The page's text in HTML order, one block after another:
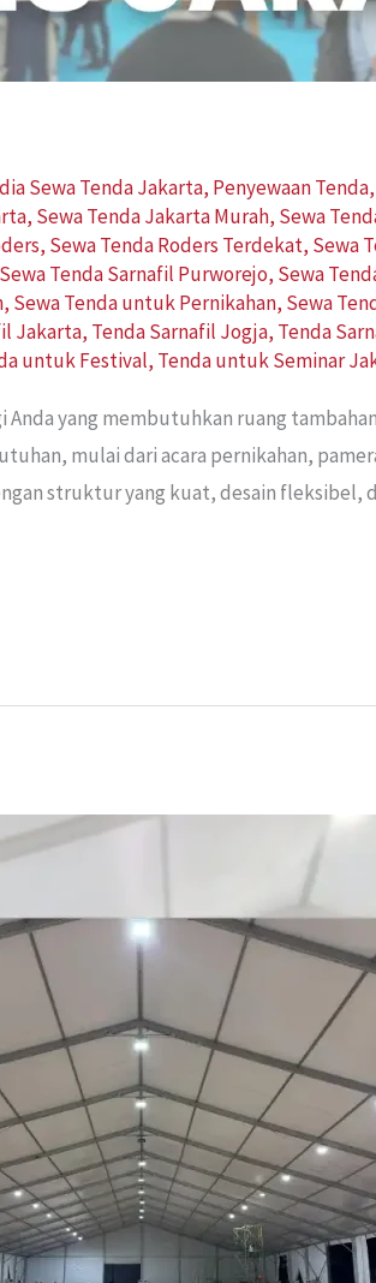
Sewa Tenda Jakarta, Penyewaan Tenda,
, Sewa Tenda Jakarta Murah, Sewa
, Sewa Tenda Roders Terdekat, Sewa
Sewa Tenda Sarnafil Purworejo, Sewa
, Sewa Tenda untuk Pernikahan, Sewa
Jakarta, Tenda Sarnafil Jogja, Tenda
untuk Festival, Tenda untuk Seminar
yang membutuhkan ruang
mulai dari acara pernikahan,
struktur yang kuat, desain